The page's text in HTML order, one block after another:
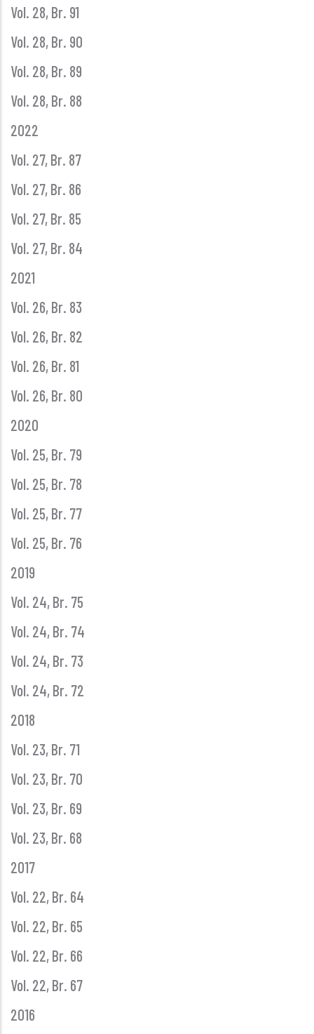
Vol. 28, Br. 91
Vol. 28, Br. 90
Vol. 28, Br. 89
Vol. 28, Br. 88
2022
Vol. 27, Br. 87
Vol. 27, Br. 86
Vol. 27, Br. 85
Vol. 27, Br. 84
2021
Vol. 26, Br. 83
Vol. 26, Br. 82
Vol. 26, Br. 81
Vol. 26, Br. 80
2020
Vol. 25, Br. 79
Vol. 25, Br. 78
Vol. 25, Br. 77
Vol. 25, Br. 76
2019
Vol. 24, Br. 75
Vol. 24, Br. 74
Vol. 24, Br. 73
Vol. 24, Br. 72
2018
Vol. 23, Br. 71
Vol. 23, Br. 70
Vol. 23, Br. 69
Vol. 23, Br. 68
2017
Vol. 22, Br. 64
Vol. 22, Br. 65
Vol. 22, Br. 66
Vol. 22, Br. 67
2016